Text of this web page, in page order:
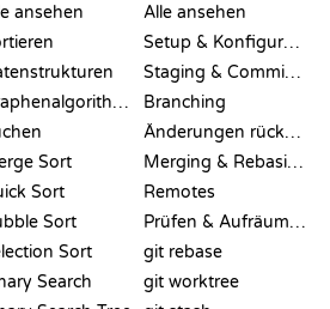
ansehen
Graphenalgorithmen
Sort
Sort
Sort
Sort
Search
Alle ansehen
Setup & Konfiguration
Staging & Committing
Branching
Änderungen rückgängig machen
Merging & Rebasing
Remotes
Prüfen & Aufräumen
git rebase
git worktree